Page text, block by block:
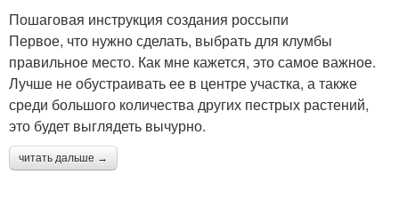
Пошаговая инструкция создания россыпи
Первое, что нужно сделать, выбрать для клумбы
правильное место. Как мне кажется, это самое важное.
Лучше не обустраивать ее в центре участка, а также
среди большого количества других пестрых растений,
это будет выглядеть вычурно.
читать дальше →